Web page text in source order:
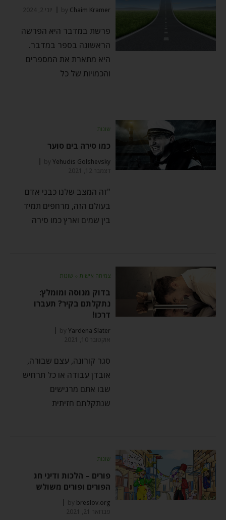
by Chaim Kramer יוני 2, 2024
פרשת במדבר היא הפרשה
הראשונה בספר במדבר.
היא מתארת את המספרים
והכמויות של כל
שונות
כמו סירה בים סוער
byYehudis Golshevsky
דצמבר 12, 2021
"זה המצב שלנו כבני אדם
בעולם הזה, מרחפים תמיד
בין שמים וארץ כמו סירה
צמיחה אישית ⬦ שונות
בדוק מנוסה ומומלץ:
נתקלתם בקיר? תעברו
דרכו!
byYardena Slater
אוקטובר 10, 2021
סגר קורונה, עצם שבורה,
אובדן עבודה או כל תרחיש
שבו אתם מרגישים
שנתקלתם חזיתית
שונות
פורים – הלכות ודיני חג
הפורים ופורים משולש
by breslov.org
פברואר 21, 2021